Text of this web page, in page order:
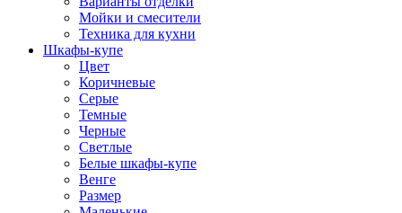
Мойки и смесители
Техника для кухни
Шкафы-купе
Цвет
Коричневые
Серые
Темные
Черные
Светлые
Белые шкафы-купе
Венге
Размер